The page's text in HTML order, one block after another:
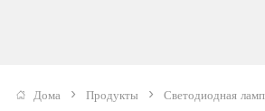
Дома > Продукты > Светодиодная